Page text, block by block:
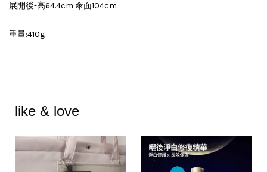
展開後-高64.4cm 傘面104cm
重量:410g
like & love